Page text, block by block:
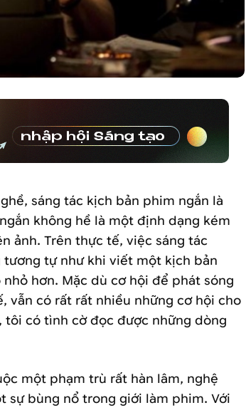
sáng tác kịch bản phim ngắn là
không hề là một định dạng kém
ảnh. Trên thực tế, việc sáng tác
tương tự như khi viết một kịch bản
hơn. Mặc dù cơ hội để phát sóng
vẫn có rất rất nhiều những cơ hội cho
tôi có tình cờ đọc được những dòng
một phạm trù rất hàn lâm, nghệ
sự bùng nổ trong giới làm phim. Với